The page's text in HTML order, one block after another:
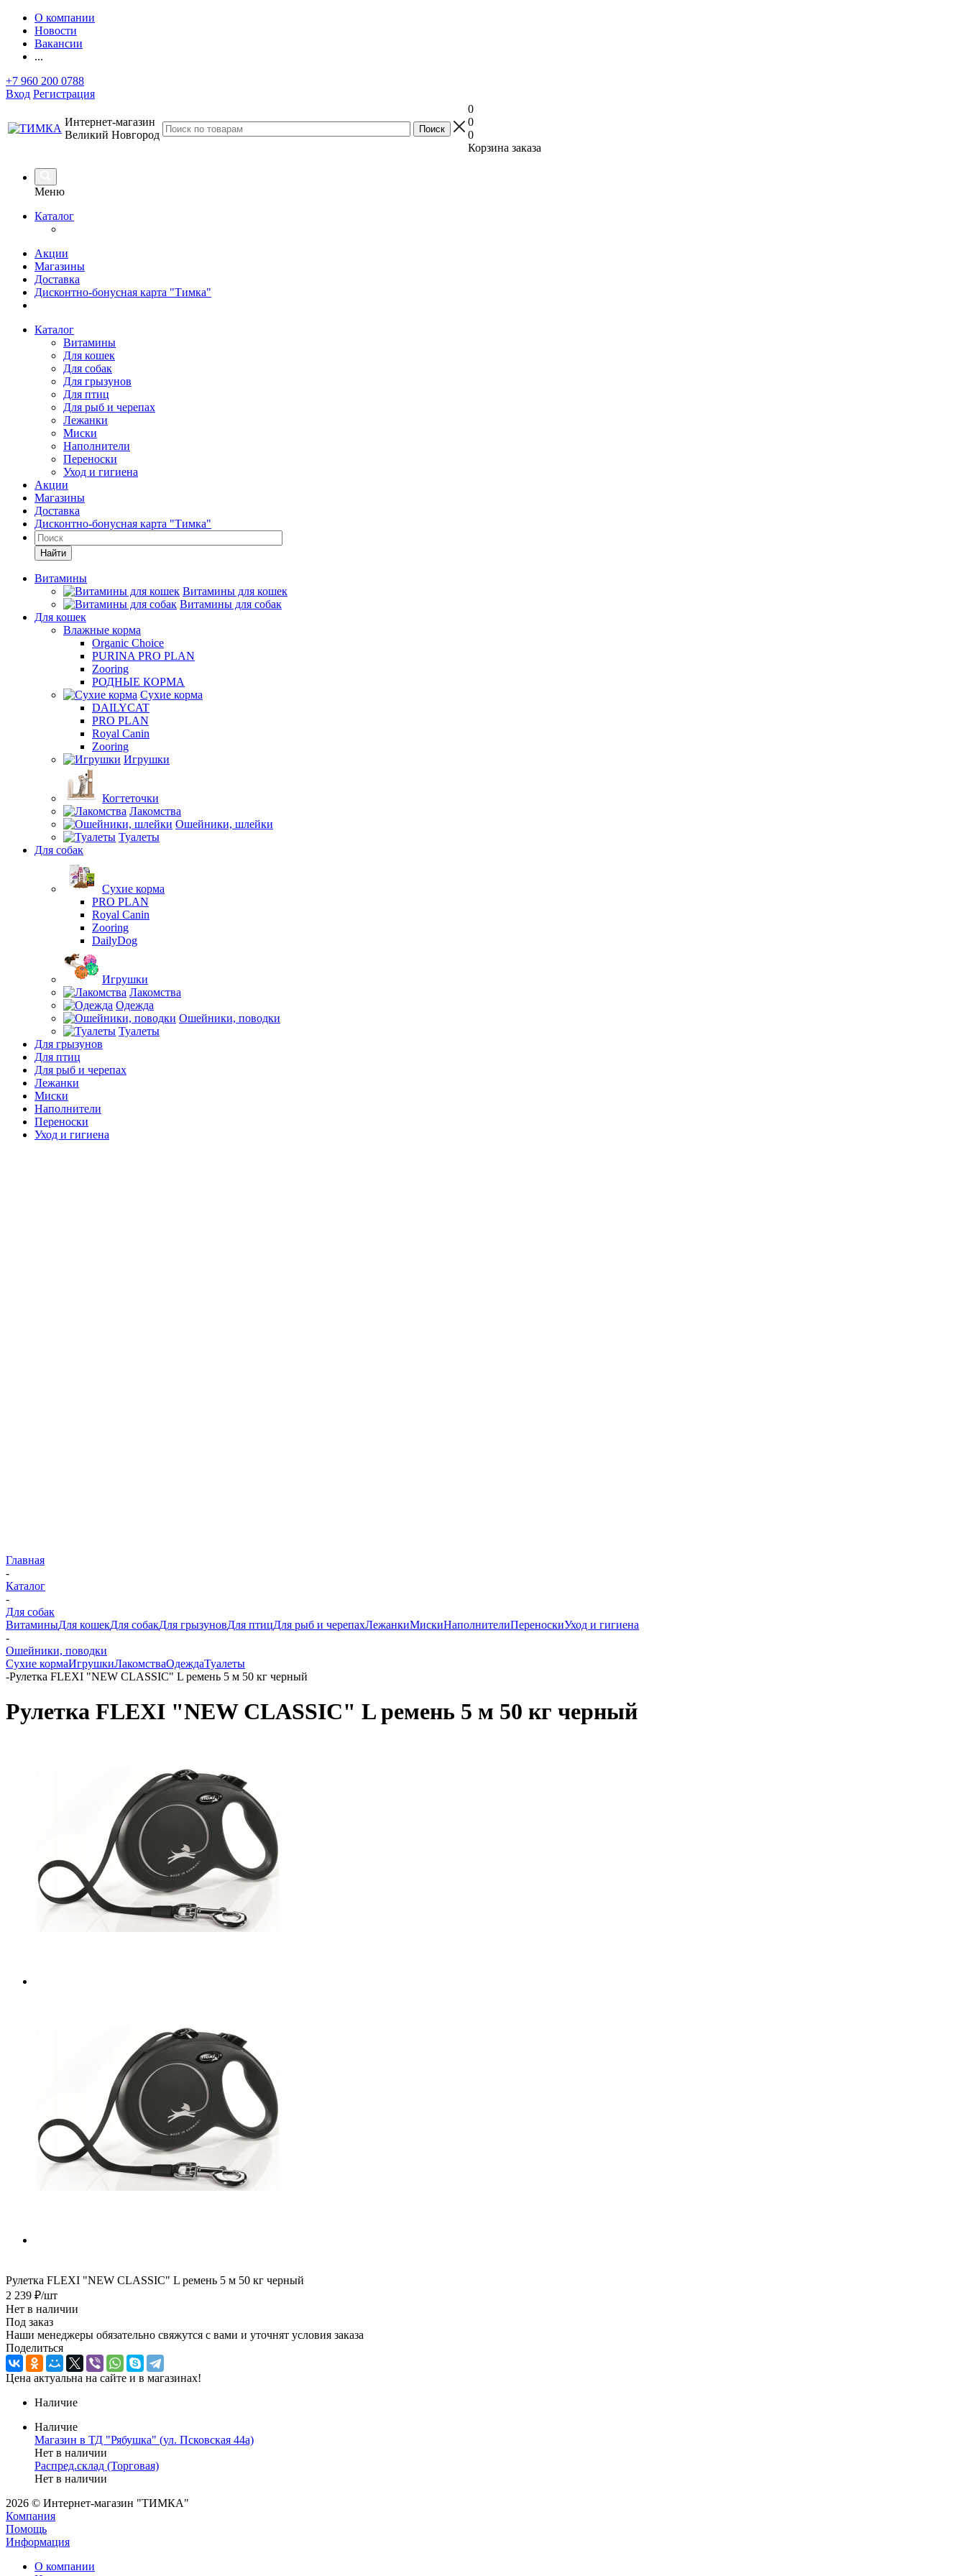
О компании
Новости
Вакансии
...
+7 960 200 0788
Вход Регистрация
Интернет-магазин
Великий Новгород
0
0
0
Корзина заказа
Меню
Каталог
Акции
Магазины
Доставка
Дисконтно-бонусная карта "Тимка"
Каталог
Витамины
Для кошек
Для собак
Для грызунов
Для птиц
Для рыб и черепах
Лежанки
Миски
Наполнители
Переноски
Уход и гигиена
Акции
Магазины
Доставка
Дисконтно-бонусная карта "Тимка"
Найти
Витамины
Витамины для кошек
Витамины для собак
Для кошек
Влажные корма
Organic Choice
PURINA PRO PLAN
Zooring
РОДНЫЕ КОРМА
Сухие корма
DAILYCAT
PRO PLAN
Royal Canin
Zooring
Игрушки
Когтеточки
Лакомства
Ошейники, шлейки
Туалеты
Для собак
Сухие корма
PRO PLAN
Royal Canin
Zooring
DailyDog
Игрушки
Лакомства
Одежда
Ошейники, поводки
Туалеты
Для грызунов
Для птиц
Для рыб и черепах
Лежанки
Миски
Наполнители
Переноски
Уход и гигиена
Главная
-
Каталог
-
Для собак
ВитаминыДля кошекДля собакДля грызуновДля птицДля рыб и черепахЛежанкиМискиНаполнителиПереноскиУход и гигиена
-
Ошейники, поводки
Сухие кормаИгрушкиЛакомстваОдеждаТуалеты
-Рулетка FLEXI "NEW CLASSIC" L ремень 5 м 50 кг черный
Рулетка FLEXI "NEW CLASSIC" L ремень 5 м 50 кг черный
Рулетка FLEXI "NEW CLASSIC" L ремень 5 м 50 кг черный
2 239 ₽/шт
Нет в наличии
Под заказ
Наши менеджеры обязательно свяжутся с вами и уточнят условия заказа
Поделиться
Цена актуальна на сайте и в магазинах!
Наличие
Наличие
Магазин в ТД "Рябушка" (ул. Псковская 44а)
Нет в наличии
Распред.склад (Торговая)
Нет в наличии
2026 © Интернет-магазин "ТИМКА"
Компания
Помощь
Информация
О компании